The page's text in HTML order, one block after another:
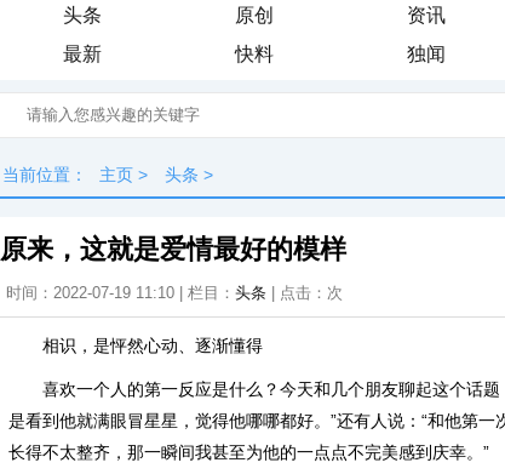
头条 原创 资讯
最新
快料 独闻
当前位置： 主页 > 头条 >
原来，这就是爱情最好的模样
时间：2022-07-19 11:10 | 栏目： 头条 | 点击： 次
相识，是怦然心动、逐渐懂得
喜欢一个人的第一反应是什么？今天和几个朋友聊起这个话
是看到他就满眼冒星星，觉得他哪哪都好。”还有人说：“和他第
长得不太整齐，那一瞬间我甚至为他的一点点不完美感到庆幸。”